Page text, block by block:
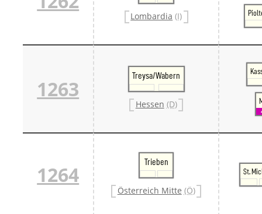
Lombardia (I)
1263
Treysa/Wabern
Hessen (D)
1264
Trieben
Österreich Mitte (Ö)
St.